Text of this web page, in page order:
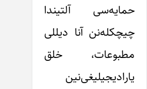
حمایه‌سی آلتیندا
چیچکله‌نن آنا دیللی
مطبوعات، خلق
یارادیجیلیغی‌نین